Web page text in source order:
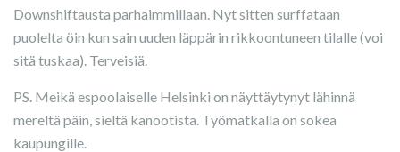
Downshiftausta parhaimmillaan. Nyt sitten surffataan
puolelta öin kun sain uuden läppärin rikkoontuneen tilalle (voi
sitä tuskaa). Terveisiä.
PS. Meikä espoolaiselle Helsinki on näyttäytynyt lähinnä
mereltä päin, sieltä kanootista. Työmatkalla on sokea
kaupungille.